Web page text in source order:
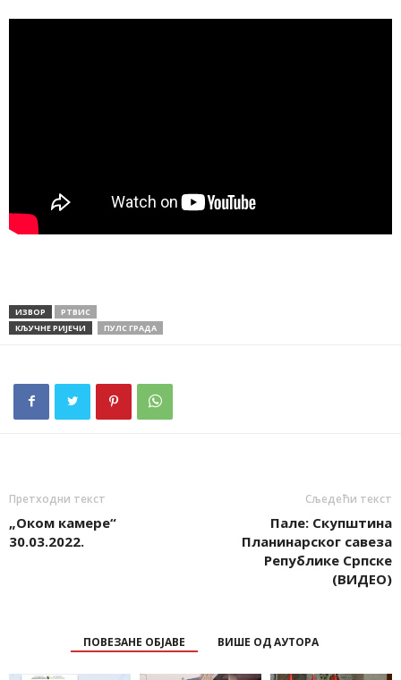
ИЗВОР
РТВИС
КЉУЧНЕ РИЈЕЧИ
ПУЛС ГРАДА
Претходни текст
„Оком камере“
30.03.2022.
Сљедећи текст
Пале: Скупштина
Планинарског савеза
Републике Српске
(ВИДЕО)
ПОВЕЗАНЕ ОБЈАВЕ ВИШЕ ОД АУТОРА